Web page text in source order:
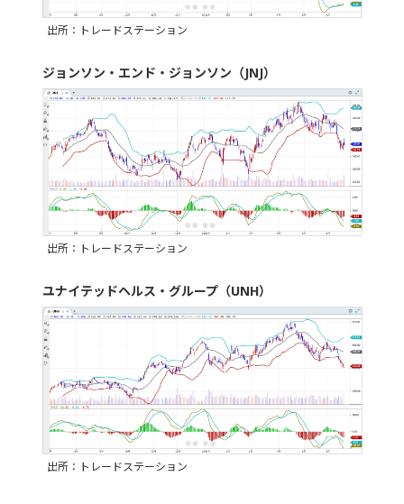
出所：トレードステーション
ジョンソン・エンド・ジョンソン（JNJ）
出所：トレードステーション
ユナイテッドヘルス・グループ（UNH）
出所：トレードステーション